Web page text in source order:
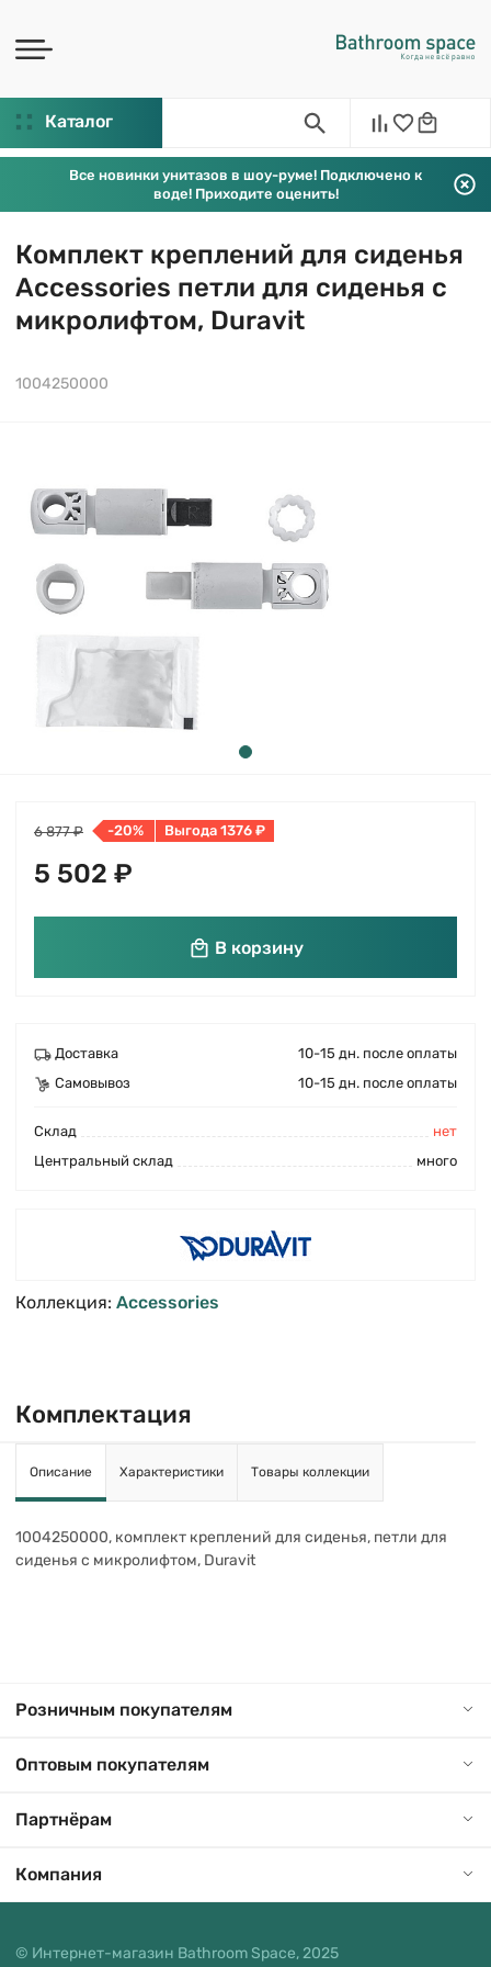
Каталог
Все новинки унитазов в шоу-руме! Подключено к
воде! Приходите оценить!
Комплект креплений для сиденья
Accessories петли для сиденья с
микролифтом, Duravit
1004250000
6 877 ₽ -20% Выгода 1376 ₽
5 502 ₽
В корзину
Доставка
10-15 дн. после оплаты
Самовывоз
10-15 дн. после оплаты
Cклад
нет
Центральный склад
много
Коллекция: Accessories
Комплектация
Описание Характеристики Товары коллекции
1004250000, комплект креплений для сиденья, петли для
сиденья с микролифтом, Duravit
Розничным покупателям
Оптовым покупателям
Партнёрам
Компания
© Интернет-магазин Bathroom Space, 2025